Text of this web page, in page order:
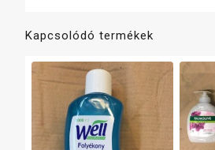
Kapcsolódó termékek